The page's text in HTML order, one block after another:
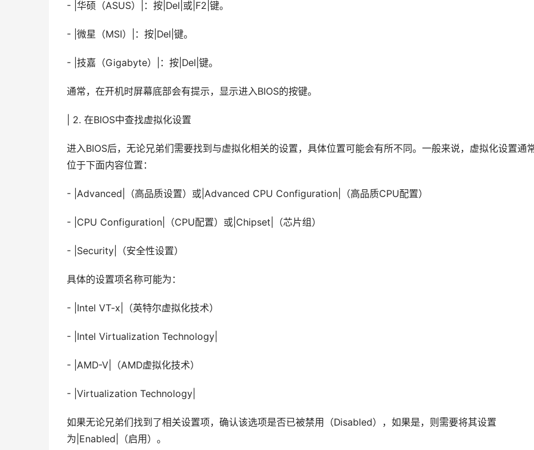
- |华硕（ASUS）|：按|Del|或|F2|键。
- |微星（MSI）|：按|Del|键。
- |技嘉（Gigabyte）|：按|Del|键。
通常，在开机时屏幕底部会有提示，显示进入BIOS的按键。
| 2. 在BIOS中查找虚拟化设置
进入BIOS后，无论兄弟们需要找到与虚拟化相关的设置，具体位置可能会有所不同。一般来说，虚拟化设置通
位于下面内容位置：
- |Advanced|（高品质设置）或|Advanced CPU Configuration|（高品质CPU配置）
- |CPU Configuration|（CPU配置）或|Chipset|（芯片组）
- |Security|（安全性设置）
具体的设置项名称可能为：
- |Intel VT-x|（英特尔虚拟化技术）
- |Intel Virtualization Technology|
- |AMD-V|（AMD虚拟化技术）
- |Virtualization Technology|
如果无论兄弟们找到了相关设置项，确认该选项是否已被禁用（Disabled），如果是，则需要将其设置
为|Enabled|（启用）。